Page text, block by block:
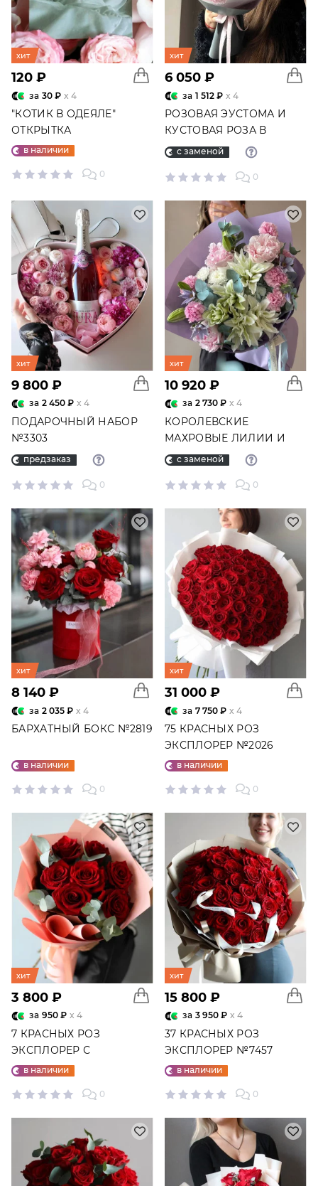
хит
120 ₽
за 30 ₽ x 4
"КОТИК В ОДЕЯЛЕ"
ОТКРЫТКА
в наличии
0
хит
6 050 ₽
за 1 512 ₽ x 4
РОЗОВАЯ ЭУСТОМА И
КУСТОВАЯ РОЗА В
БУКЕТЕ "ТРЕПЕТ" №5664
с заменой
0
хит
9 800 ₽
за 2 450 ₽ x 4
ПОДАРОЧНЫЙ НАБОР
№3303
предзаказ
0
хит
10 920 ₽
за 2 730 ₽ x 4
КОРОЛЕВСКИЕ
МАХРОВЫЕ ЛИЛИИ И
ПИОНЫ В БУКЕТЕ
"МАРСЕЛЬ" №3030
с заменой
0
хит
8 140 ₽
за 2 035 ₽ x 4
БАРХАТНЫЙ БОКС №2819
в наличии
0
хит
31 000 ₽
за 7 750 ₽ x 4
75 КРАСНЫХ РОЗ
ЭКСПЛОРЕР №2026
в наличии
0
хит
3 800 ₽
за 950 ₽ x 4
7 КРАСНЫХ РОЗ
ЭКСПЛОРЕР С
ЭВКАЛИПТОМ №2136
в наличии
0
хит
15 800 ₽
за 3 950 ₽ x 4
37 КРАСНЫХ РОЗ
ЭКСПЛОРЕР №7457
в наличии
0